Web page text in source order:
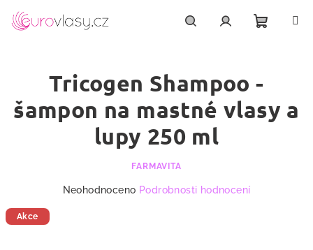
obsah
košík
Tricogen Shampoo -
šampon na mastné vlasy a
lupy 250 ml
FARMAVITA
produktu
Neohodnoceno Podrobnosti hodnocení
Akce